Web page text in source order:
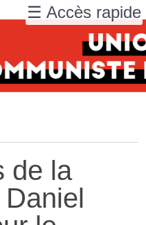
de la
☰ Accès rapide